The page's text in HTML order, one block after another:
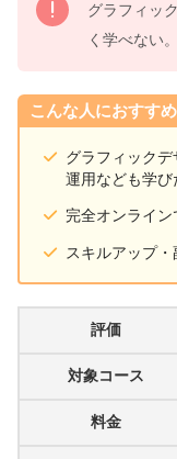
グラフィッ
く学べない
こんな人におすすめ
グラフィック
運用なども学び
完全オンライ
スキルアップ
評価
対象コース
料金